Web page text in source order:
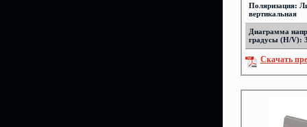
Поляризация:
вертикальная
Диаграмма
градусы (H/V):
Скачать